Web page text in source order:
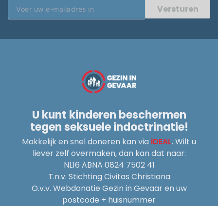
Versturen
U kunt kinderen beschermen
tegen seksuele indoctrinatie!
Makkelijk en snel doneren kan via iDEAL. Wilt u
liever zelf overmaken, dan kan dat naar:
NL16 ABNA 0824 7502 41
T.n.v. Stichting Civitas Christiana
O.v.v. Webdonatie Gezin in Gevaar en uw
postcode + huisnummer